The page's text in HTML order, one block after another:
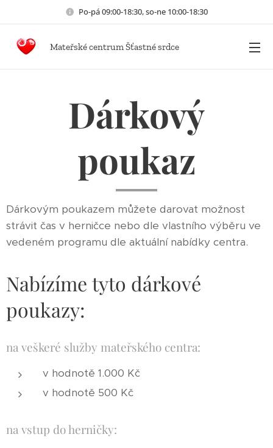
Po-pá 09:00-18:30, so-ne 10:00-18:30
Mateřské centrum Šťastné srdce
Dárkový
poukaz
Dárkovým poukazem můžete darovat možnost
strávit čas v herničce nebo dle vlastního výběru ve
vedeném programu dle aktuální nabídky centra.
Nabízíme tyto dárkové
poukazy:
na veškeré služby mateřského centra:
v hodnotě 1.000 Kč
v hodnotě 500 Kč
na vstup do herničky: